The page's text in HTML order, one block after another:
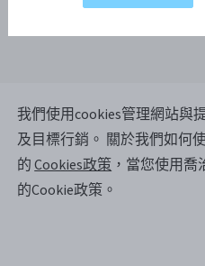
ACORN 沙拉叉
純銀
我們使用cookies管理網站與
及目標行銷。 關於我們如何
的Cookies政策 ，當您使用
的Cookie政策。